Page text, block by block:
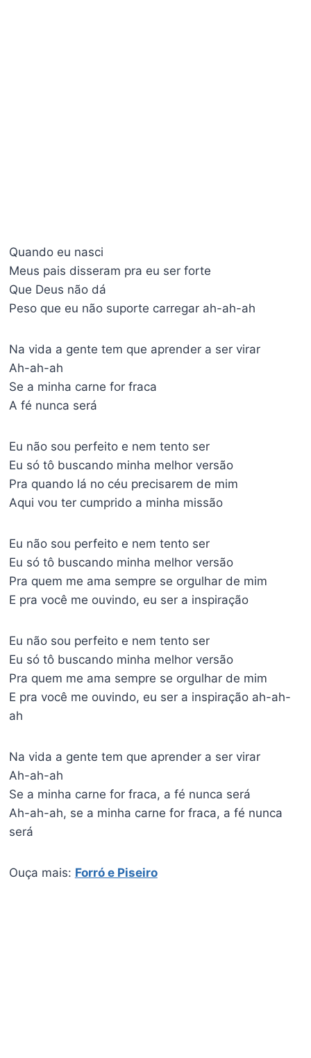
Quando eu nasci
Meus pais disseram pra eu ser forte
Que Deus não dá
Peso que eu não suporte carregar ah-ah-ah
Na vida a gente tem que aprender a ser virar
Ah-ah-ah
Se a minha carne for fraca
A fé nunca será
Eu não sou perfeito e nem tento ser
Eu só tô buscando minha melhor versão
Pra quando lá no céu precisarem de mim
Aqui vou ter cumprido a minha missão
Eu não sou perfeito e nem tento ser
Eu só tô buscando minha melhor versão
Pra quem me ama sempre se orgulhar de mim
E pra você me ouvindo, eu ser a inspiração
Eu não sou perfeito e nem tento ser
Eu só tô buscando minha melhor versão
Pra quem me ama sempre se orgulhar de mim
E pra você me ouvindo, eu ser a inspiração ah-ah-
ah
Na vida a gente tem que aprender a ser virar
Ah-ah-ah
Se a minha carne for fraca, a fé nunca será
Ah-ah-ah, se a minha carne for fraca, a fé nunca
será
Ouça mais: Forró e Piseiro